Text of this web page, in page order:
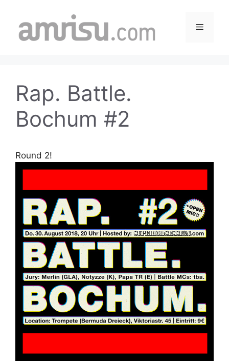
content
Menu
Rap. Battle.
Bochum #2
Round 2!